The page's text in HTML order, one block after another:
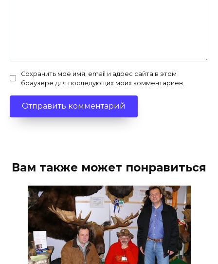
Сохранить моё имя, email и адрес сайта в этом
браузере для последующих моих комментариев.
Вам также может понравиться